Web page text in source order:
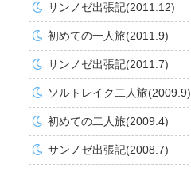
サンノゼ出張記(2011.12)
初めての一人旅(2011.9)
サンノゼ出張記(2011.7)
ソルトレイク二人旅(2009.9)
初めての二人旅(2009.4)
サンノゼ出張記(2008.7)